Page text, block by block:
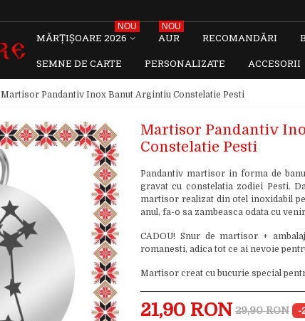
MĂRȚIȘOARE 2026
NOU
AUR
NOU
RECOMANDĂRI
SEMNE DE CARTE
PERSONALIZATE ACCESORII
Martisor Pandantiv Inox Banut Argintiu Constelatie Pesti
Martisor Pandantiv
Constelatie Pesti
Pandantiv martisor in forma de
gravat cu constelatia zodiei Pesti.
martisor realizat din otel inoxidabil
anul, fa-o sa zambeasca odata cu
CADOU! Snur de martisor +
romanesti, adica tot ce ai nevoie
Martisor creat cu bucurie special
21,90 RON 29,90 RON -